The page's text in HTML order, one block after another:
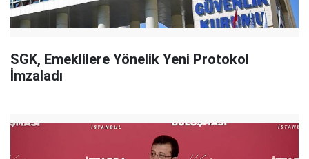
SGK, Emeklilere Yönelik Yeni Protokol
İmzaladı